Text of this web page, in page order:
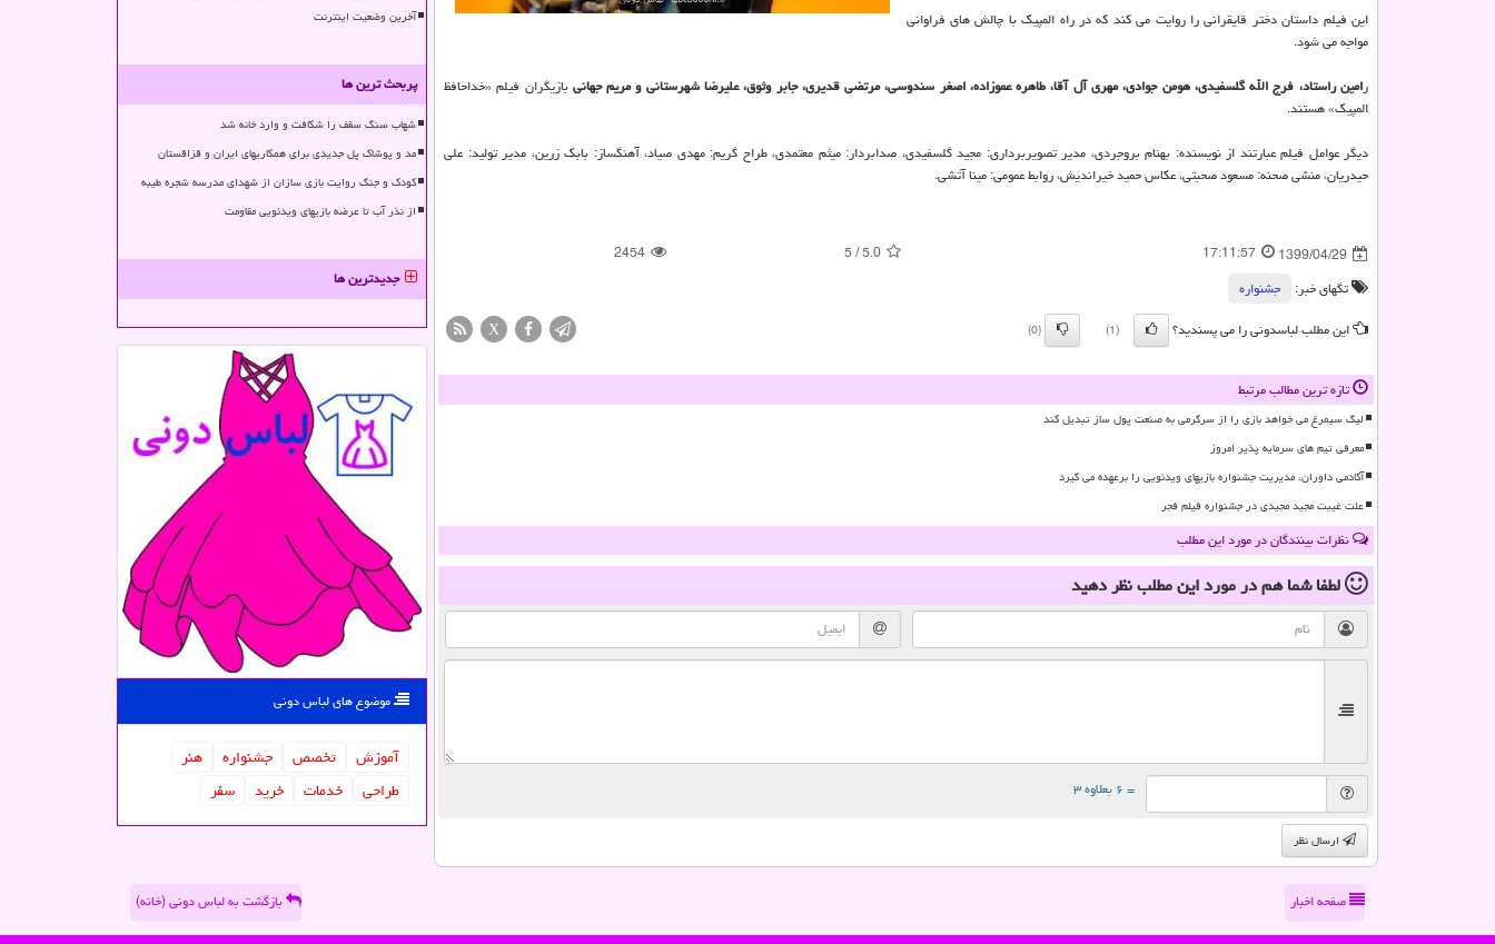
این فیلم داستان دختر قایقرانی را روایت می کند که در راه المپیک با چالش های فراوانی
مواجه می شود.
رامین راستاد، فرج الله گلسفیدی، هومن جوادی، مهری آل آقا، طاهره عموزاده، اصغر سندوسی، مرتضی قدیری، جابر وثوق، علیرضا شهرستانی و مریم جهانیبازیگران فیلم «خداحافظ
المپیک» هستند.
دیگر عوامل فیلم عبارتند از نویسنده: بهنام بروجردی، مدیر تصویربرداری: مجید گلسفیدی، صدابردار: میثم معتمدی، طراح گریم: مهدی صیاد، آهنگساز: بابک زرین، مدیر تولید: علی
حیدریان، منشی صحنه: مسعود صحبتی، عکاس حمید خیراندیش، روابط عمومی: مینا آتشی.
1399/04/29
17:11:57
5.0
/
5
2454
تگهای خبر:
جشنواره
این مطلب لباسدونی را می پسندید؟
(1)
(0)
X
تازه ترین مطالب مرتبط
لیگ سیمرغ می خواهد بازی را از سرگرمی به صنعت پول ساز تبدیل کند
معرفی تیم های سرمایه پذیر امروز
آکادمی داوران، مدیریت جشنواره بازیهای ویدئویی را برعهده می گیرد
علت غیبت مجید مجیدی در جشنواره فیلم فجر
نظرات بینندگان در مورد این مطلب
لطفا شما همدر مورد این مطلبنظر دهید
= ۶ بعلاوه ۳
ارسال نظر
آخرین وضعیت اینترنت
پربحث ترین ها
شهاب سنگ سقف را شکافت و وارد خانه شد
مد و پوشاک پل جدیدی برای همکاریهای ایران و قزاقستان
کودک و جنگ روایت بازی سازان از شهدای مدرسه شجره طیبه
از نذر آب تا عرضه بازیهای ویدئویی مقاومت
جدیدترین ها
موضوع های لباس دونی
آموزش تخصص جشنواره
هنر
طراحی
خدمات خرید سفر
صفحه اخبار بازگشت به لباس دونی (خانه)